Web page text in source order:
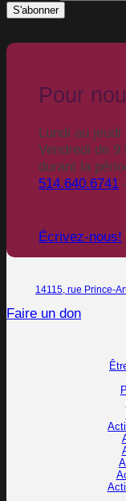
Pour
Lundi au
Vendredi de
durant la
514.640.6741
Écrivez-nous!
14115, rue Prince-
Faire un don